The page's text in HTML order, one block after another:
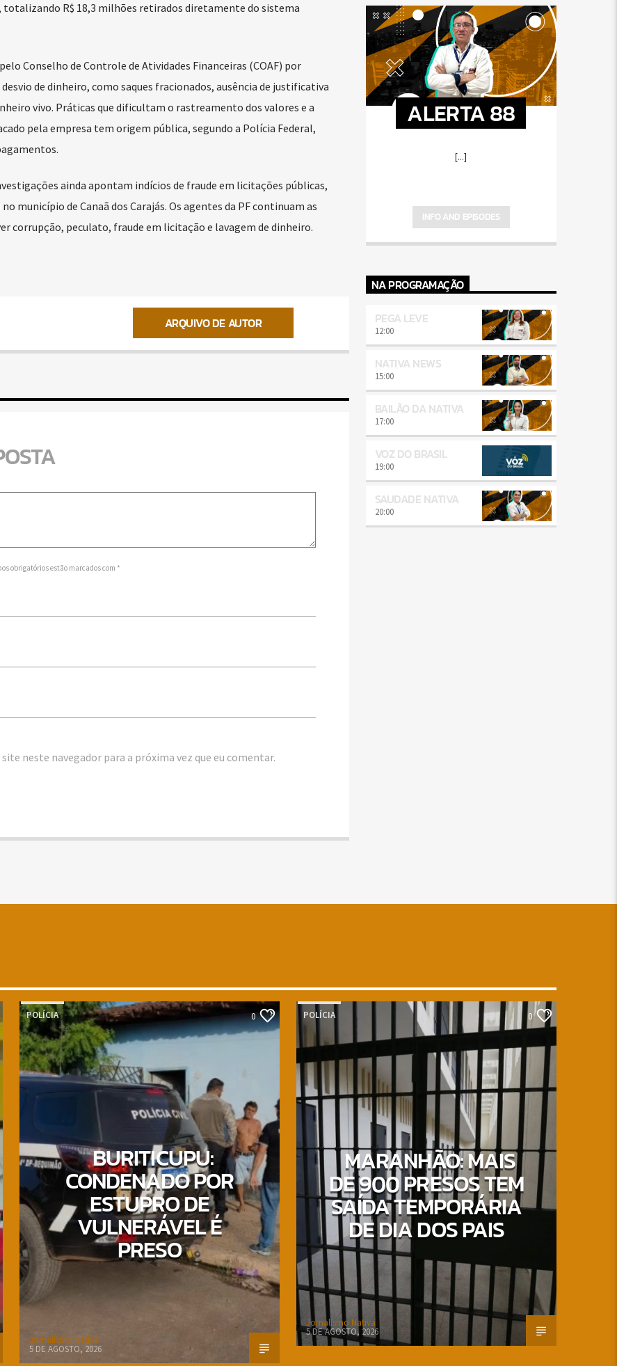
totalizando R$ 18,3 milhões retirados diretamente do sistema
Conselho de Controle de Atividades Financeiras (COAF) por
de dinheiro, como saques fracionados, ausência de justificativa
vivo. Práticas que dificultam o rastreamento dos valores e a
pela empresa tem origem pública, segundo a Polícia Federal,
ainda apontam indícios de fraude em licitações públicas,
município de Canaã dos Carajás. Os agentes da PF continuam as
corrupção, peculato, fraude em licitação e lavagem de dinheiro.
ARQUIVO DE AUTOR
obrigatórios estão marcados com *
neste navegador para a próxima vez que eu comentar.
ALERTA 88
[...]
INFO AND EPISODES
NA PROGRAMAÇÃO
PEGA LEVE
12:00
NATIVA NEWS
15:00
BAILÃO DA NATIVA
17:00
VOZ DO BRASIL
19:00
SAUDADE NATIVA
20:00
POLÍCIA 0
BURITICUPU:
CONDENADO POR
ESTUPRO DE
VULNERÁVEL É
PRESO
Jornalismo Nativa
5 DE AGOSTO, 2026
POLÍCIA 0
MARANHÃO: MAIS
DE 900 PRESOS TEM
SAÍDA TEMPORÁRIA
DE DIA DOS PAIS
Jornalismo Nativa
5 DE AGOSTO, 2026